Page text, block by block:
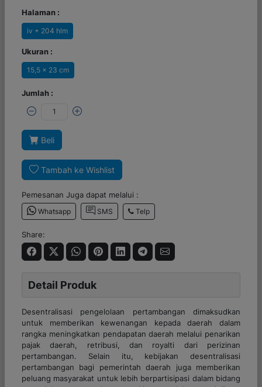
Halaman :
iv + 204 hlm
Ukuran :
15,5 x 23 cm
Jumlah :
Beli
Tambah ke Wishlist
Pemesanan Juga dapat melalui :
Whatsapp SMS Telp
Share:
Detail Produk
Desentralisasi pengelolaan pertambangan dimaksudkan
untuk memberikan kewenangan kepada daerah dalam
rangka meningkatkan pendapatan daerah melalui penarikan
pajak daerah, retribusi, dan royalti dari perizinan
pertambangan. Selain itu, kebijakan desentralisasi
pertambangan bagi pemerintah daerah juga memberikan
peluang masyarakat untuk lebih berpartisipasi dalam bidang